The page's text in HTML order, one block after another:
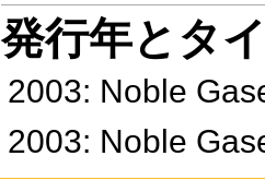
発行年とタ
2003: Noble
2003: Noble